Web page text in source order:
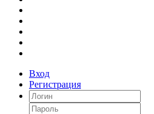
Вход
Регистрация